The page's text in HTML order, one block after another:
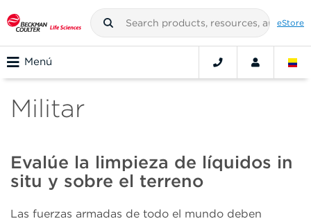
eStore
Menú
Militar
Evalúe la limpieza de líquidos in
situ y sobre el terreno
Las fuerzas armadas de todo el mundo deben